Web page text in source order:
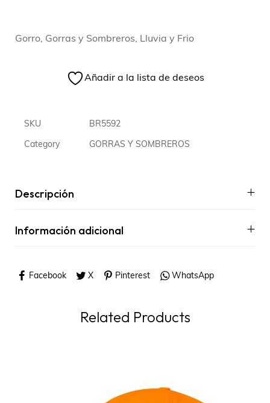
Gorro, Gorras y Sombreros, Lluvia y Frio
Añadir a la lista de deseos
SKU BR5592
Category GORRAS Y SOMBREROS
Descripción
Información adicional
Facebook X Pinterest WhatsApp
Related Products